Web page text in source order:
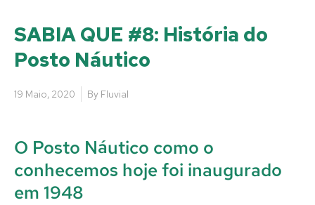
SABIA QUE #8: História do
Posto Náutico
19 Maio, 2020 By Fluvial
O Posto Náutico como o
conhecemos hoje foi inaugurado
em 1948